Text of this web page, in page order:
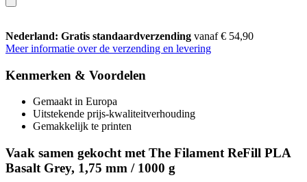
Nederland: Gratis standaardverzending vanaf € 54,90
Meer informatie over de verzending en levering
Kenmerken & Voordelen
Gemaakt in Europa
Uitstekende prijs-kwaliteitverhouding
Gemakkelijk te printen
Vaak samen gekocht met The Filament ReFill PLA
Basalt Grey, 1,75 mm / 1000 g